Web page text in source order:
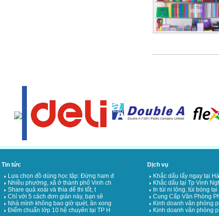
Tin tức
Lựa chọn đồ dùng học tập: Đừng ham đ
Nhiều phường, xã ở thành phố Vinh ch
Share quả xoài và thìa để thi tốt, t
Chỉ với 5 cách đơn giản này, bạn sẽ
Nhà mình không bao giờ quét, ăn xong
Điểm chuẩn lớp 10 hệ chuyên tại TP H
Dịch vụ
Khắc dấu lấy ngay tại
Khắc dấu tại Tp Vinh
In túi ni lông, túi bóng
Cung Cấp Văn Phòng
Kinh doanh văn phòng
Kinh doanh văn phòng